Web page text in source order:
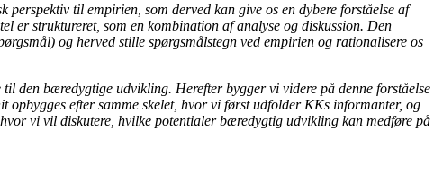
til empirien, som derved kan give os en dybere forståelse af
er struktureret, som en kombination af analyse og diskussion. Den
og herved stille spørgsmålstegn ved empirien og rationalisere os
den bæredygtige udvikling. Herefter bygger vi videre på denne forståelse
efter samme skelet, hvor vi først udfolder KKs informanter, og
vi vil diskutere, hvilke potentialer bæredygtig udvikling kan medføre på